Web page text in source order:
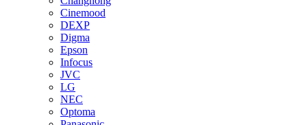
Cinemood
DEXP
Digma
Epson
Infocus
JVC
LG
NEC
Optoma